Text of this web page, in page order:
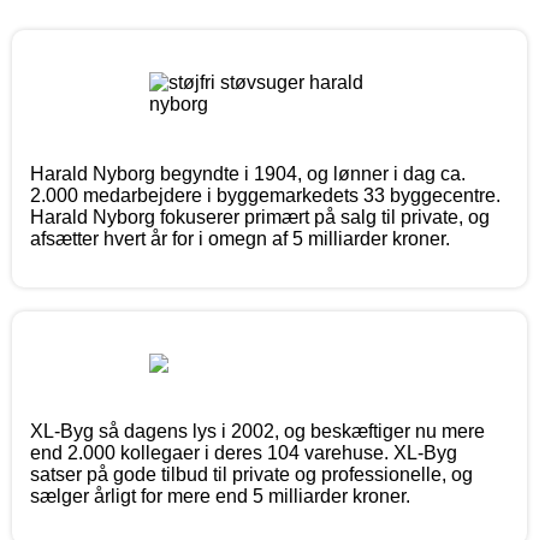
Harald Nyborg begyndte i 1904, og lønner i dag ca.
2.000 medarbejdere i byggemarkedets 33 byggecentre.
Harald Nyborg fokuserer primært på salg til private, og
afsætter hvert år for i omegn af 5 milliarder kroner.
XL-Byg så dagens lys i 2002, og beskæftiger nu mere
end 2.000 kollegaer i deres 104 varehuse. XL-Byg
satser på gode tilbud til private og professionelle, og
sælger årligt for mere end 5 milliarder kroner.